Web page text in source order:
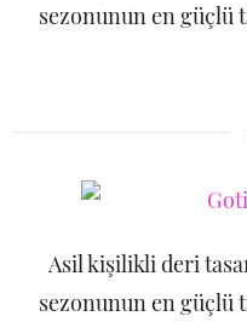
sezonunun en güçlü
Asil kişilikli deri
sezonunun en güçlü